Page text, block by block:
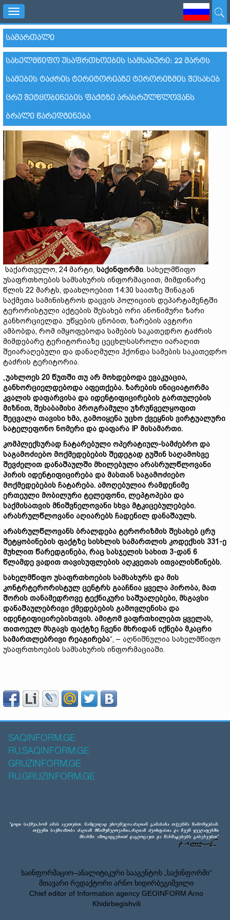
Toggle
navigation
ᲡᲐᲛᲐᲠᲗᲐᲚᲘ
ᲡᲐᲮᲔᲚᲛᲬᲘᲤᲝ ᲣᲡᲐᲤᲠᲗᲮᲝᲔᲑᲘᲡ ᲡᲐᲛᲡᲐᲮᲣᲠᲘ: 22 ᲛᲐᲠᲢᲡ
ᲡᲐᲛᲔᲑᲘᲡ ᲢᲐᲫᲠᲘᲡ ᲢᲔᲠᲘᲢᲝᲠᲘᲐᲖᲔ ᲢᲔᲠᲝᲠᲘᲖᲛᲘᲡ ᲨᲔᲡᲐᲮᲔᲑ
ᲪᲠᲣ ᲨᲔᲢᲧᲝᲑᲘᲜᲔᲑᲘᲡ ᲤᲐᲥᲢᲖᲔ ᲐᲠᲐᲡᲠᲣᲚᲬᲚᲝᲕᲐᲜᲡ
ᲑᲠᲐᲚᲘ ᲬᲐᲠᲔᲓᲒᲘᲜᲔᲑᲐ
საქართველო, 24 მარტი, საქინფორმი. სახელმწიფო
უსაფრთხოების სამსახურის ინფორმაციით, მიმდინარე
წლის 22 მარტს, დაახლოებით 14:30 საათზე შინაგან
საქმეთა სამინისტროს დაცვის პოლიციის დეპარტამენტში
ტერორისტული აქტების შესახებ ორი ანონიმური ზარი
განხორციელდა. უწყების ცნობით, ზარების ავტორი
ამბობდა, რომ იმყოფებოდა სამების საკათედრო ტაძრის
მიმდებარე ტერიტორიაზე ცეცხლსასროლი იარაღით
შეიარაღებული და დანაღმული ჰქონდა სამების საკათედრო
ტაძრის ტერიტორია.
„უახლოეს 20 წუთში თუ არ მოხდებოდა ევაკუაცია,
განხორციელდებოდა აფეთქება. ზარების ინიციატორმა
კვალის დაფარვისა და იდენტიფიცირების გართულების
მიზნით, შესაბამისი პროგრამული უზრუნველყოფით
შეცვალა თავისი ხმა, გამოიყენა უცხო ქვეყნის ვირტუალური
სატელეფონო ნომერი და დაფარა IP მისამართი.
კომპლექსურად ჩატარებული ოპერატიულ-სამძებრო და
საგამოძიებო მოქმედებების შედეგად გუშინ საღამოსვე
შევძელით დანაშაულში მხილებული არასრულწლოვანი
პირის იდენტიფიცირება და მასთან საგამოძიებო
მოქმედებების ჩატარება. ამოღებულია რამდენიმე
ერთეული მობილური ტელეფონი, ლეპტოპები და
საქმისათვის მნიშვნელოვანი სხვა მტკიცებულებები.
არასრულწლოვანი აღიარებს ჩადენილ დანაშაულს.
არასრულწლოვანს ბრალდება ტერორიზმის შესახებ ცრუ
შეტყობინების ფაქტზე სისხლის სამართლის კოდექსის 331-ე
მუხლით წარედგინება, რაც სასჯელის სახით 3-დან 6
წლამდე ვადით თავისუფლების აღკვეთას ითვალისწინებს.
სახელმწიფო უსაფრთხოების სამსახურს და მის
კონტრტერორისტულ ცენტრს გააჩნია ყველა პირობა, მათ
შორის თანამედროვე ტექნიკური საშუალებები, მსგავსი
დანაშაულებრივი ქმედებების გამოვლენისა და
იდენტიფიცირებისთვის. ამიტომ ვაფრთხილებთ ყველას,
თითოეულ მსგავს ფაქტზე ჩვენი მხრიდან იქნება მკაცრი
სამართლებრივი რეაგირება“, – აღნიშნულია სახელმწიფო
უსაფრთხოების სამსახურის ინფორმაციაში.
SAQINFORM.GE
RU.SAQINFORM.GE
GRUZINFORM.GE
RU.GRUZINFORM.GE
საინფორმაციო–ანალიტიკური სააგენტოს „საქინფორმი”
მთავარი რედაქტორი არნო ხიდირბეგიშვილი
Chief editor of Information agency GEOINFORM Arno
Khidirbegishvili